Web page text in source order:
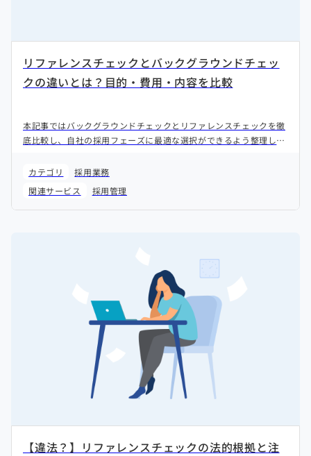
リファレンスチェックとバックグラウンドチェッ
クの違いとは？目的・費用・内容を比較
本記事ではバックグラウンドチェックとリファレンスチェックを徹
底比較し、自社の採用フェーズに最適な選択ができるよう整理しま
カテゴリ
採用業務
関連サービス
採用管理
【違法？】リファレンスチェックの法的根拠と注